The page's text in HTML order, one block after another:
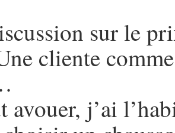
sur le
cliente
avouer, j’ai